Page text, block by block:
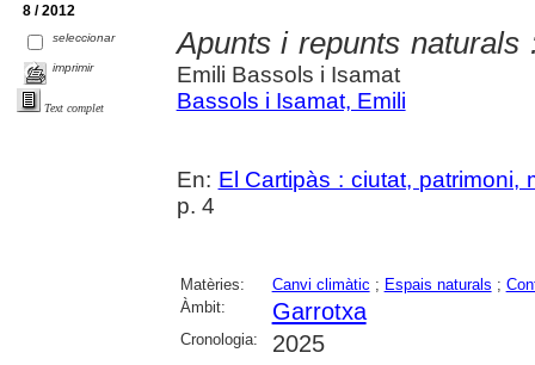
8 / 2012
seleccionar
imprimir
Text complet
Apunts i repunts
Emili Bassols i Isamat
Bassols i Isamat, Emili
En: El Cartipàs : ciutat, patrimoni,
p. 4
Matèries: Canvi climàtic ; Espais naturals ;
Àmbit:
Garrotxa
Cronologia: 2025